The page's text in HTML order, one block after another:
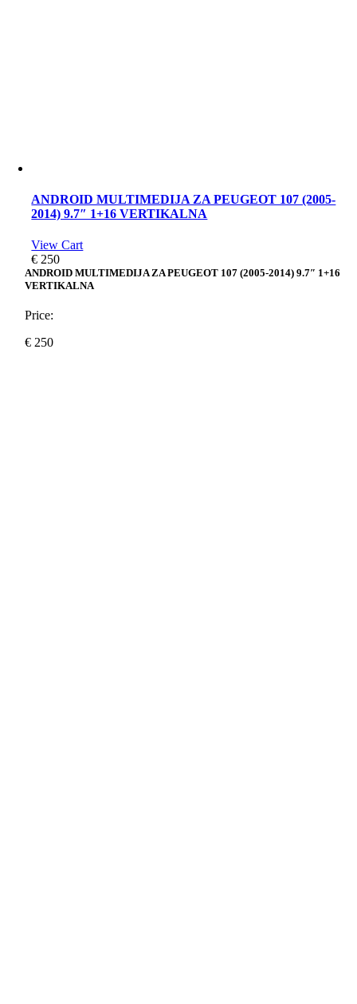
ANDROID MULTIMEDIJA ZA PEUGEOT 107 (2005-
2014) 9.7″ 1+16 VERTIKALNA
View Cart
€ 250
ANDROID MULTIMEDIJA ZA PEUGEOT 107 (2005-2014) 9.7″ 1+16
VERTIKALNA
Price:
€ 250